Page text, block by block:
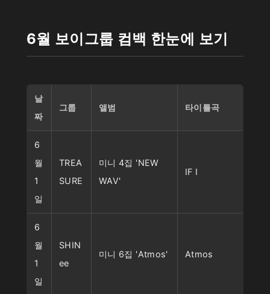
6월 보이그룹 컴백 한눈에 보기
날
짜
그룹 앨범 타이틀곡
6
월
1
일
TREA
SURE
미니 4집 'NEW
WAV'
IF I
6
월
1
일
SHIN
ee
미니 6집 'Atmos' Atmos